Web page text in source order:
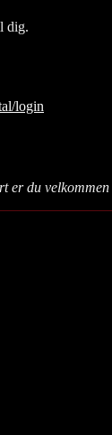
dig.
login
du